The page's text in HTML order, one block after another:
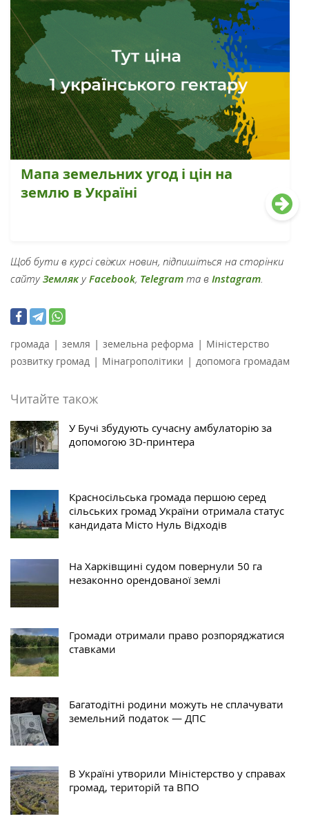
Мапа земельних угод і цін на
землю в Україні
Щоб бути в курсі свіжих новин, підпишіться на сторінки
сайтуЗемлякуFacebook, Telegram та в Instagram
громада | земля | земельна реформа | Міністерство
розвитку громад | Мінагрополітики | допомога громадам
Читайте також
У Бучі збудують сучасну амбулаторію за
допомогою 3D-принтера
Красносільська громада першою серед
сільських громад України отримала статус
кандидата Місто Нуль Відходів
На Харківщині судом повернули 50 га
незаконно орендованої землі
Громади отримали право розпоряджатися
ставками
Багатодітні родини можуть не сплачувати
земельний податок — ДПС
В Україні утворили Міністерство у справах
громад, територій та ВПО